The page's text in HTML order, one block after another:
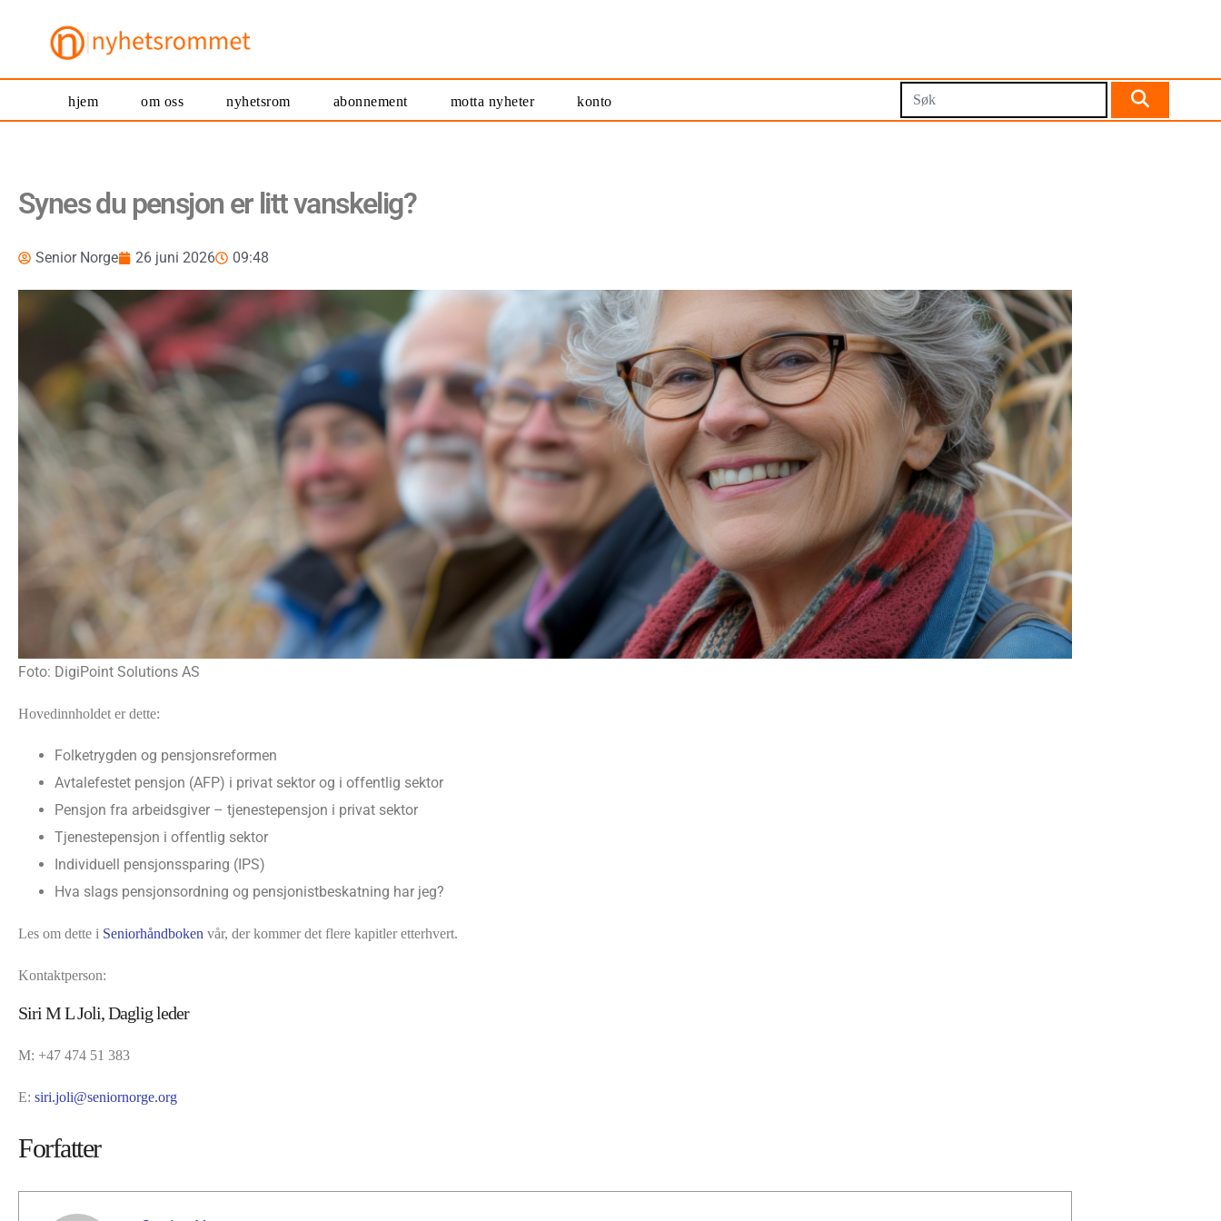
hjem om oss nyhetsrom abonnement motta nyheter konto
Synes du pensjon er litt vanskelig?
Senior Norge 26 juni 2026 09:48
Foto: DigiPoint Solutions AS
Hovedinnholdet er dette:
Folketrygden og pensjonsreformen
Avtalefestet pensjon (AFP) i privat sektor og i offentlig sektor
Pensjon fra arbeidsgiver – tjenestepensjon i privat sektor
Tjenestepensjon i offentlig sektor
Individuell pensjonssparing (IPS)
Hva slags pensjonsordning og pensjonistbeskatning har jeg?
Les om dette i Seniorhåndboken vår, der kommer det flere kapitler etterhvert.
Kontaktperson:
Siri M L Joli, Daglig leder
M: +47 474 51 383
E: siri.joli@seniornorge.org
Forfatter